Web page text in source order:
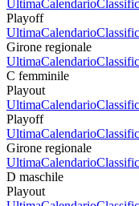
UltimaCalendario
Playoff
UltimaCalendario
Girone regionale
UltimaCalendario
C femminile
Playout
UltimaCalendario
Playoff
UltimaCalendario
Girone regionale
UltimaCalendario
D maschile
Playout